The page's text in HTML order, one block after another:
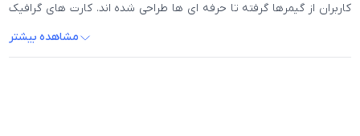
کاربران از گیمرها گرفته تا حرفه ای ها طراحی شده اند. کارت های گرافیک
خاصی در بین گیمرها برخوردار هستند و همین امر آنها را به گزینه ای عالی
مشاهده بیشتر